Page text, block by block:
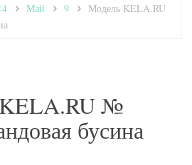
Май 9
Модель KELA.RU
№
бусина